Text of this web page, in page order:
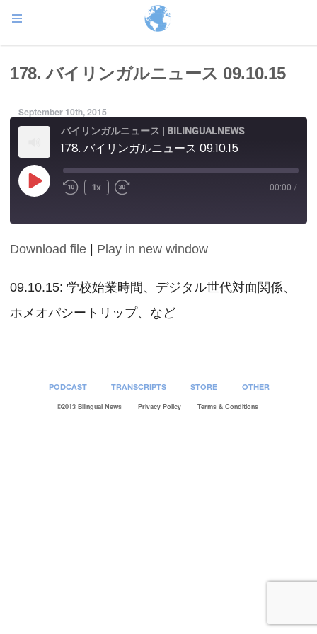
178. バイリンガルニュース 09.10.15
September 10th, 2015
バイリンガルニュース | BILINGUALNEWS
178. バイリンガルニュース 09.10.15
Play
Episode
1x 00:00 /
SHARE
LINK
EMBED
Download file Play in new window
09.10.15: 学校始業時間、デジタル世代対面関係、
ホメオパシートリップ、など
PODCAST TRANSCRIPTS STORE OTHER
©2013 Bilingual News Privacy Policy Terms & Conditions